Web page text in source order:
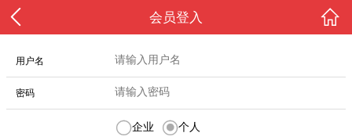
会员登入
用户名
密码
企业 个人